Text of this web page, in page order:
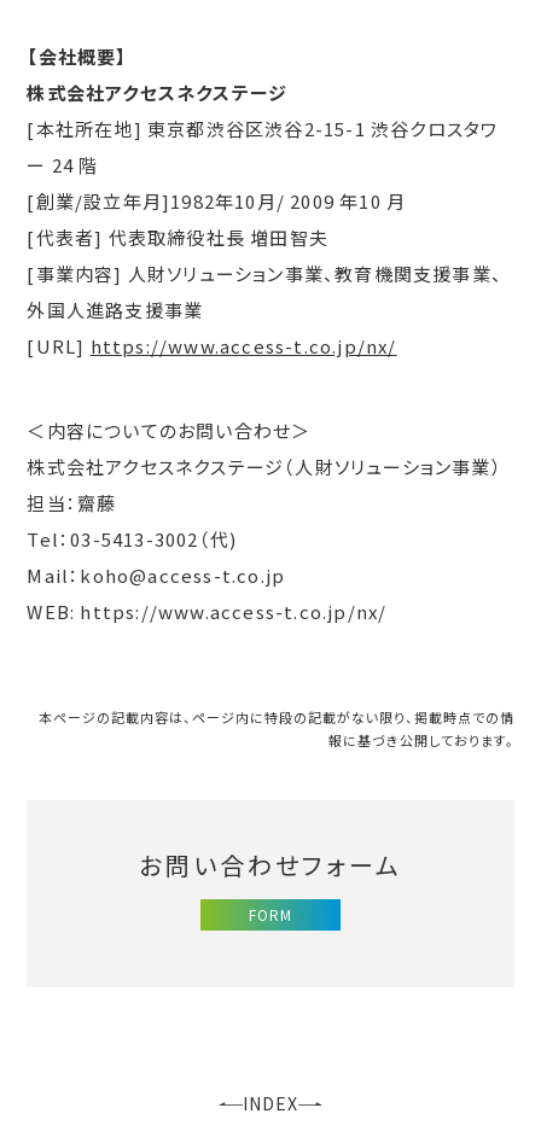
【会社概要】
株式会社アクセスネクステージ
[本社所在地] 東京都渋谷区渋谷2-15-1 渋谷クロスタワ
ー 24 階
[創業/設立年月]1982年10月/ 2009 年10 月
[代表者] 代表取締役社⾧ 増田智夫
[事業内容] 人財ソリューション事業、教育機関支援事業、
外国人進路支援事業
[URL] https://www.access-t.co.jp/nx/
＜内容についてのお問い合わせ＞
株式会社アクセスネクステージ（人財ソリューション事業）
担当：齋藤
Tel：03-5413-3002（代)
Mail：koho@access-t.co.jp
WEB: https://www.access-t.co.jp/nx/
本ページの記載内容は、ページ内に特段の記載がない限り、掲載時点での情
報に基づき公開しております。
お問い合わせフォーム
FORM
INDEX